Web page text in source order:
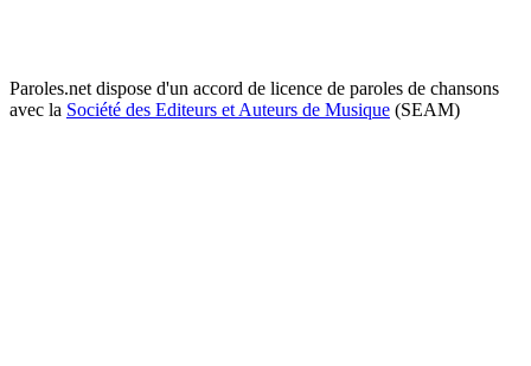
Paroles.net dispose d'un accord de licence de paroles de chansons
avec la Société des Editeurs et Auteurs de Musique (SEAM)